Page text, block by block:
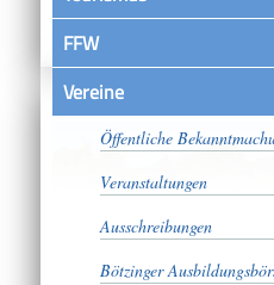
FFW
VereineSatzungen
Öffentliche
Veranstaltungen
Ausschreibungen
Bötzinger